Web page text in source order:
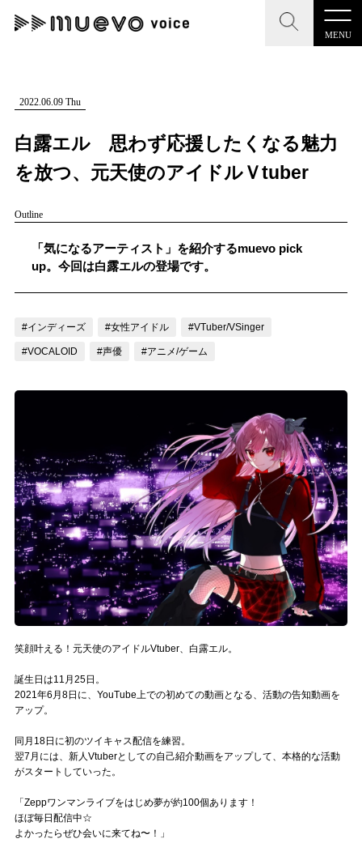
MENU
CLOSE
記事を検索する
人気ワード
#男性SSW #ポップス #女性SSW
CLOSE
"読者の声を形にする”音楽特化メディア
MENU
記事一覧
お問い合わせ
LINK
muevoクラウドファンディング
muevoコミュニティ
ぶいクラ！by muevo
ぶいコミュ！by muevo
ぶいマガ！ by muevo
Follow us
2022.06.09 Thu
白露エル 思わず応援したくなる魅力
を放つ、元天使のアイドルＶtuber
Outline
「気になるアーティスト」を紹介するmuevo pick
up。今回は白露エルの登場です。
#インディーズ #女性アイドル #VTuber/VSinger
#VOCALOID #声優 #アニメ/ゲーム
笑顔叶える！元天使のアイドルVtuber、白露エル。
誕生日は11月25日。
2021年6月8日に、YouTube上での初めての動画となる、活動の告知動画を
アップ。
同月18日に初のツイキャス配信を練習。
翌7月には、新人Vtuberとしての自己紹介動画をアップして、本格的な活動
がスタートしていった。
「Zeppワンマンライブをはじめ夢が約100個あります！
ほぼ毎日配信中☆
よかったらぜひ会いに来てね〜！」